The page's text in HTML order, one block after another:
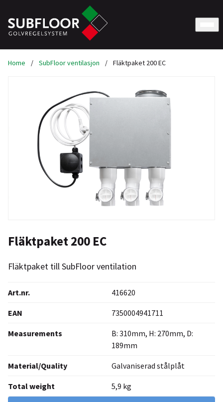
Home / SubFloor ventilasjon / Fläktpaket 200 EC
Fläktpaket 200 EC
Fläktpaket till SubFloor ventilation
Art.nr. 416620
EAN 7350004941711
Measurements
B: 310mm, H: 270mm, D:
189mm
Material/Quality Galvaniserad stålplåt
Total weight 5,9 kg